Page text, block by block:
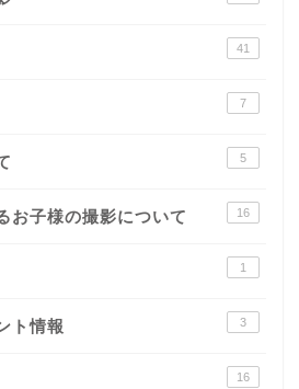
41
7
5
お子様の撮影について 16
1
ト情報 3
16